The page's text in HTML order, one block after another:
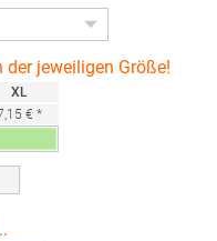
jeweiligen Größe!
XL
€ *